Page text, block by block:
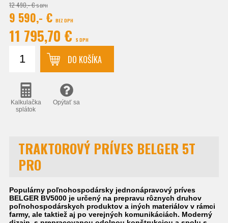
12 490,- €S DPH
9 590,- € BEZ DPH
11 795,70 € S DPH
DO KOŠÍKA
Kalkulačka
splátok
Opýtať sa
TRAKTOROVÝ PRÍVES BELGER 5T
PRO
Populárny poľnohospodársky jednonápravový príves
BELGER BV5000 je určený na prepravu rôznych druhov
poľnohospodárskych produktov a iných materiálov v rámci
farmy, ale taktiež aj po verejných komunikáciách. Moderný